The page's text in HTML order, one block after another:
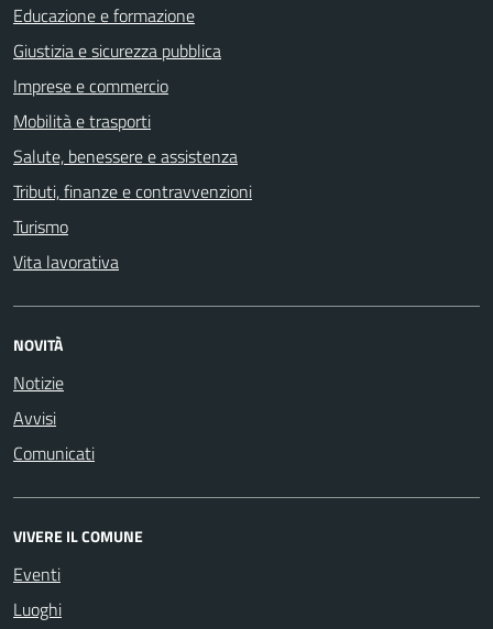
Educazione e formazione
Giustizia e sicurezza pubblica
Imprese e commercio
Mobilità e trasporti
Salute, benessere e assistenza
Tributi, finanze e contravvenzioni
Turismo
Vita lavorativa
NOVITÀ
Notizie
Avvisi
Comunicati
VIVERE IL COMUNE
Eventi
Luoghi